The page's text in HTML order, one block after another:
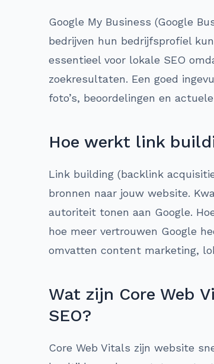
Google My Business (Google
bedrijven hun bedrijfsprofiel
essentieel voor lokale SEO
zoekresultaten. Een goed
foto’s, beoordelingen en
Hoe werkt link
Link building (backlink
bronnen naar jouw website.
autoriteit tonen aan Google.
hoe meer vertrouwen Google
omvatten content marketing,
Wat zijn Core Web
SEO?
Core Web Vitals zijn website